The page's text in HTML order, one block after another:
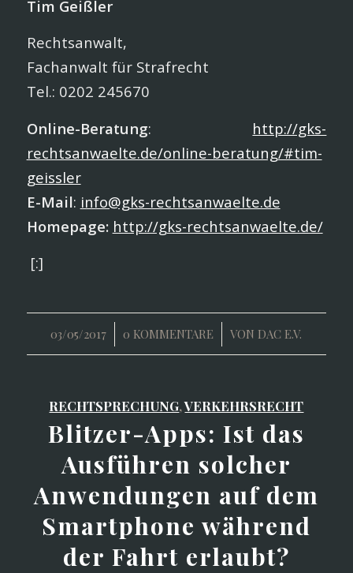
Tim Geißler
Rechtsanwalt,
Fachanwalt für Strafrecht
Tel.: 0202 245670
Online-Beratung: http://gks-
rechtsanwaelte.de/online-beratung/#tim-
geissler
E-Mail: info@gks-rechtsanwaelte.de
Homepage: http://gks-rechtsanwaelte.de/
[:]
03/05/2017
/ 0 KOMMENTARE
/ VON DAC E.V.
RECHTSPRECHUNG,VERKEHRSRECHT
Blitzer-Apps: Ist das
Ausführen solcher
Anwendungen auf dem
Smartphone während
der Fahrt erlaubt?